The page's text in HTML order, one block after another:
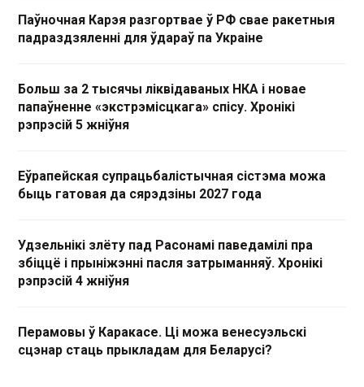
Паўночная Карэя разгортвае ў РФ свае ракетныя
падраздзяленні для ўдараў па Украіне
Больш за 2 тысячы ліквідаваных НКА і новае
папаўненне «экстрэмісцкага» спісу. Хронікі
рэпрэсій 5 жніўня
Еўрапейская супрацьбалістычная сістэма можа
быць гатовая да сярэдзіны 2027 года
Удзельнікі злёту пад Расонамі паведамілі пра
збіццё і прыніжэнні пасля затрыманняў. Хронікі
рэпрэсій 4 жніўня
Перамовы ў Каракасе. Ці можа венесуэльскі
сцэнар стаць прыкладам для Беларусі?